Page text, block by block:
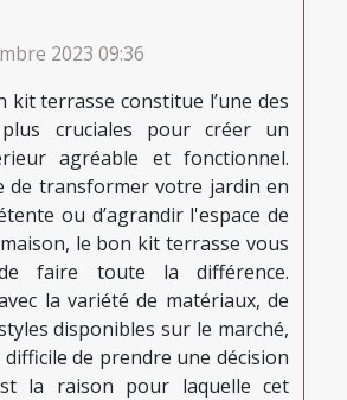
2023 09:36
kit terrasse constitue l’une des
cruciales pour créer un
agréable et fonctionnel.
de transformer votre jardin en
ou d’agrandir l'espace de
le bon kit terrasse vous
faire toute la différence.
la variété de matériaux, de
disponibles sur le marché,
de prendre une décision
la raison pour laquelle cet